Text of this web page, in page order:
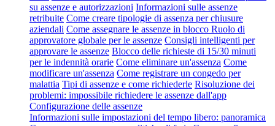
su assenze e autorizzazioni Informazioni sulle assenze
retribuite Come creare tipologie di assenza per chiusure
aziendali Come assegnare le assenze in blocco Ruolo di
approvatore globale per le assenze Consigli intelligenti per
approvare le assenze Blocco delle richieste di 15/30 minuti
per le indennità orarie Come eliminare un'assenza Come
modificare un'assenza Come registrare un congedo per
malattia Tipi di assenze e come richiederle Risoluzione dei
problemi: impossibile richiedere le assenze dall'app
Configurazione delle assenze
Informazioni sulle impostazioni del tempo libero: panoramica